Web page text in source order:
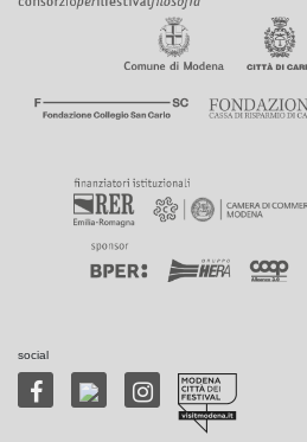
social